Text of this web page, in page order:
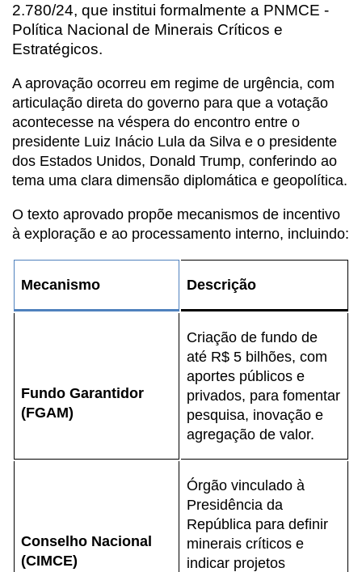
2.780/24, que institui formalmente a PNMCE -
Política Nacional de Minerais Críticos e
Estratégicos.
A aprovação ocorreu em regime de urgência, com
articulação direta do governo para que a votação
acontecesse na véspera do encontro entre o
presidente Luiz Inácio Lula da Silva e o presidente
dos Estados Unidos, Donald Trump, conferindo ao
tema uma clara dimensão diplomática e geopolítica.
O texto aprovado propõe mecanismos de incentivo
à exploração e ao processamento interno, incluindo:
Mecanismo Descrição
Fundo Garantidor
(FGAM)
Criação de fundo de
até R$ 5 bilhões, com
aportes públicos e
privados, para fomentar
pesquisa, inovação e
agregação de valor.
Conselho Nacional
(CIMCE)
Órgão vinculado à
Presidência da
República para definir
minerais críticos e
indicar projetos